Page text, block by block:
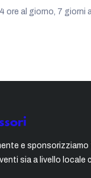
ore al giorno, 7 giorni
e sponsorizziamo
sia a livello locale